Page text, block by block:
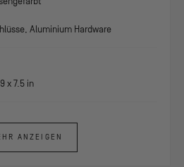
Aluminium Hardware
x7.5 in
ANZEIGEN